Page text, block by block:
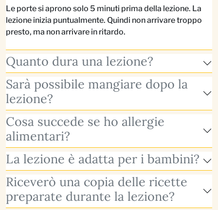
Le porte si aprono solo 5 minuti prima della lezione. La
lezione inizia puntualmente. Quindi non arrivare troppo
presto, ma non arrivare in ritardo.
Quanto dura una lezione?
Sarà possibile mangiare dopo la
lezione?
Cosa succede se ho allergie
alimentari?
La lezione è adatta per i bambini?
Riceverò una copia delle ricette
preparate durante la lezione?